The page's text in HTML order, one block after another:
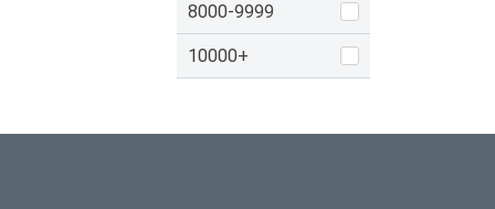
8000-9999
10000+